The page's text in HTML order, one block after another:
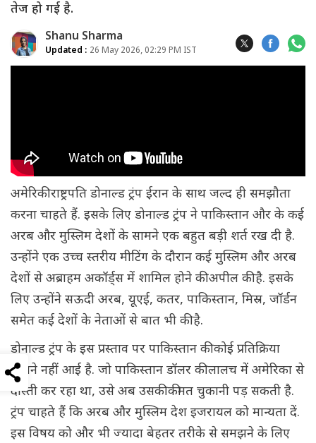
तेज हो गई है.
Shanu Sharma
Updated : 26 May 2026, 02:29 PM IST
अमेरिकी राष्ट्रपति डोनाल्ड ट्रंप ईरान के साथ जल्द ही समझौता
करना चाहते हैं. इसके लिए डोनाल्ड ट्रंप ने पाकिस्तान और के कई
अरब और मुस्लिम देशों के सामने एक बहुत बड़ी शर्त रख दी है.
उन्होंने एक उच्च स्तरीय मीटिंग के दौरान कई मुस्लिम और अरब
देशों से अब्राहम अकॉर्ड्स में शामिल होने की अपील की है. इसके
लिए उन्होंने सऊदी अरब, यूएई, कतर, पाकिस्तान, मिस्र, जॉर्डन
समेत कई देशों के नेताओं से बात भी की है.
डोनाल्ड ट्रंप के इस प्रस्ताव पर पाकिस्तान की कोई प्रतिक्रिया
सामने नहीं आई है. जो पाकिस्तान डॉलर की लालच में अमेरिका से
दोस्ती कर रहा था, उसे अब उसकी कीमत चुकानी पड़ सकती है.
ट्रंप चाहते हैं कि अरब और मुस्लिम देश इजरायल को मान्यता दें.
इस विषय को और भी ज्यादा बेहतर तरीके से समझने के लिए